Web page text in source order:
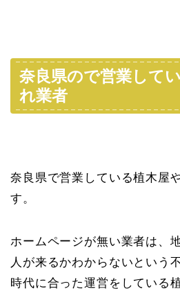
奈良県ので営業して
れ業者
奈良県で営業している植木屋
す。
ホームページが無い業者は、
人が来るかわからないという
時代に合った運営をしている